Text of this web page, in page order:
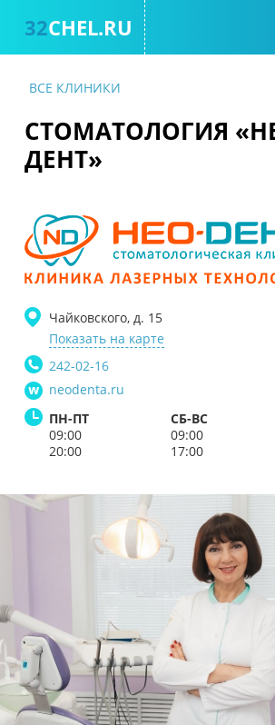
32CHEL.RU
ВСЕ КЛИНИКИ
СТОМАТОЛОГИЯ
ДЕНТ»
Чайковского, д. 15
Показать на карте
242-02-16
neodenta.ru
ПН-ПТ
СБ-ВС
09:00
20:00
09:00
17:00